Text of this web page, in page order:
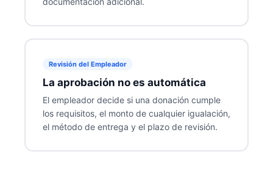
Revisión del Empleador
La aprobación no es automática
El empleador decide si una donación cumple
los requisitos, el monto de cualquier igualación,
el método de entrega y el plazo de revisión.